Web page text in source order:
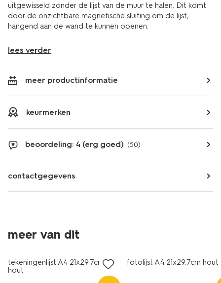
uitgewisseld zonder de lijst van de muur te halen. Dit komt
door de onzichtbare magnetische sluiting om de lijst,
hangend aan de wand te kunnen openen.
lees verder
meer productinformatie
keurmerken
beoordeling: 4 (erg goed) (50)
contactgegevens
meer van dit
tekeningenlijst A4 21x29.7cm
hout
fotolijst A4 21x29.7cm hout